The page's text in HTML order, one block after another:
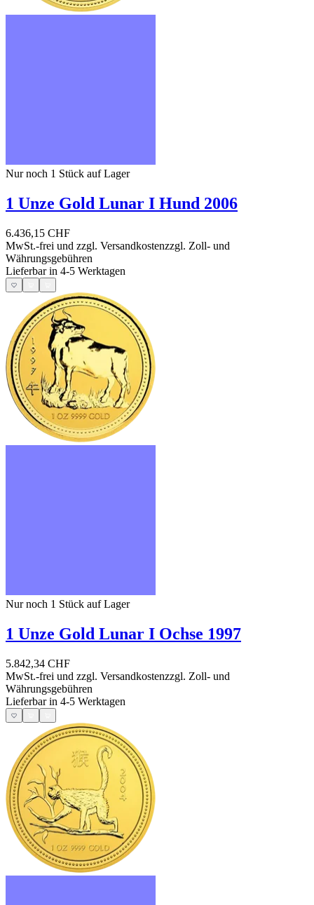
Nur noch 1 Stück auf Lager
1 Unze Gold Lunar I Hund 2006
6.436,15 CHF
MwSt.-frei und zzgl. Versandkostenzzgl. Zoll- und
Währungsgebühren
Lieferbar in 4-5 Werktagen
Nur noch 1 Stück auf Lager
1 Unze Gold Lunar I Ochse 1997
5.842,34 CHF
MwSt.-frei und zzgl. Versandkostenzzgl. Zoll- und
Währungsgebühren
Lieferbar in 4-5 Werktagen